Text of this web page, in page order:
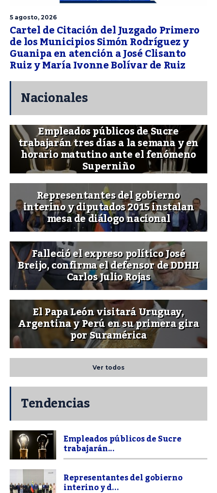
5 agosto, 2026
Cartel de Citación del Juzgado Primero
de los Municipios Simón Rodríguez y
Guanipa en atención a José Clisanto
Ruiz y María Ivonne Bolívar de Ruiz
Nacionales
Empleados públicos de Sucre
trabajarán tres días a la semana y en
horario matutino ante el fenómeno
Superniño
Representantes del gobierno
interino y diputados 2015 instalan
mesa de diálogo nacional
Falleció el expreso político José
Breijo, confirma el defensor de DDHH
Carlos Julio Rojas
El Papa León visitará Uruguay,
Argentina y Perú en su primera gira
por Suramérica
Ver todos
Tendencias
Empleados públicos de Sucre
trabajarán...
Representantes del gobierno
interino y d...